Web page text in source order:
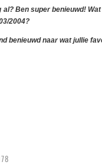
al? Ben super benieuwd!
2004?
benieuwd naar wat jullie